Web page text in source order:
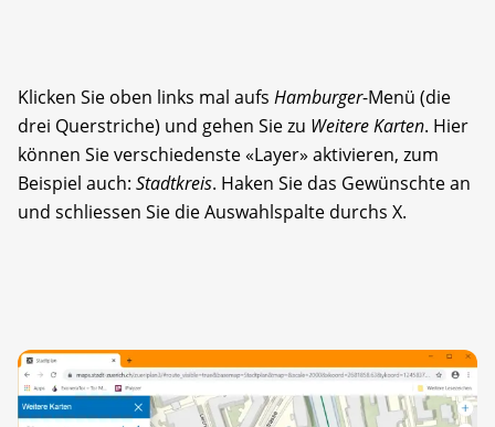
Klicken Sie oben links mal aufs Hamburger-Menü (die
drei Querstriche) und gehen Sie zu Weitere Karten. Hier
können Sie verschiedenste «Layer» aktivieren, zum
Beispiel auch: Stadtkreis. Haken Sie das Gewünschte an
und schliessen Sie die Auswahlspalte durchs X.